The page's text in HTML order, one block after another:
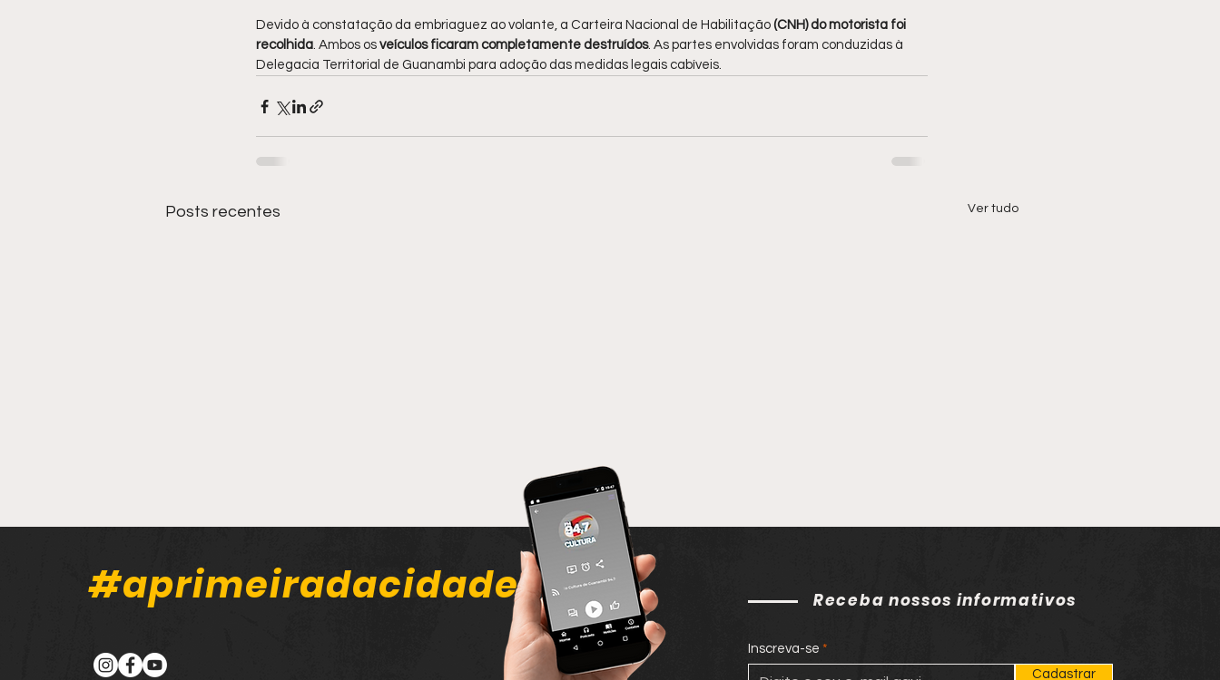
Devido à constatação da embriaguez ao volante, a Carteira Nacional de Habilitação (CNH) do motorista foi
recolhida. Ambos os veículos ficaram completamente destruídos. As partes envolvidas foram conduzidas à
Delegacia Territorial de Guanambi para adoção das medidas legais cabíveis.
Posts recentes Ver tudo
#aprimeiradacidade Receba nossos informativos
Inscreva-se
Cadastrar